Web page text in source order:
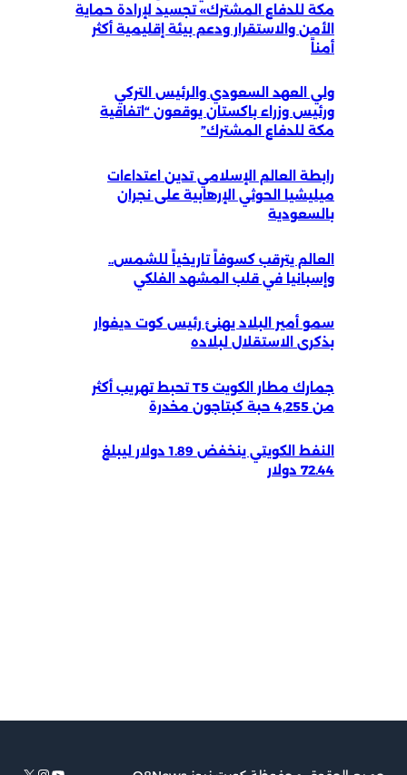
مكة للدفاع المشترك» تجسيد لإرادة حماية
الأمن والاستقرار ودعم بيئة إقليمية أكثر
أمناً
ولي العهد السعودي والرئيس التركي
ورئيس وزراء باكستان يوقعون “اتفاقية
مكة للدفاع المشترك”
رابطة العالم الإسلامي تدين اعتداءات
ميليشيا الحوثي الإرهابية على نجران
بالسعودية
العالم يترقب كسوفاً تاريخياً للشمس..
وإسبانيا في قلب المشهد الفلكي
سمو أمير البلاد يهنئ رئيس كوت ديفوار
بذكرى الاستقلال لبلاده
جمارك مطار الكويت T5 تحبط تهريب أكثر
من 4,255 حبة كبتاجون مخدرة
النفط الكويتي ينخفض 1.89 دولار ليبلغ
72.44 دولار